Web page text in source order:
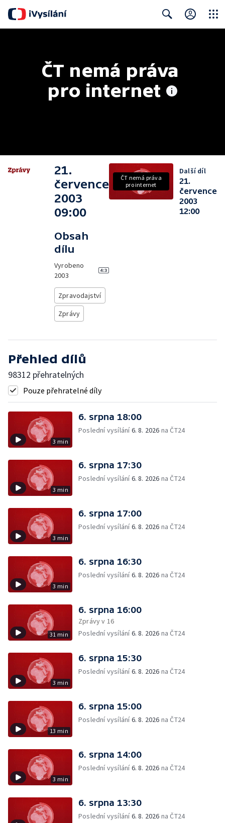
ČT nemá práva
pro internet
21.
července
2003
09:00
Obsah
dílu
Vyrobeno
2003
Zpravodajství
Zprávy
ČT nemá práva
pro internet
Další díl
21.
července
2003
12:00
Přehled dílů
98312 přehratelných
Pouze přehratelné díly
3 min
6. srpna 18:00
Poslední vysílání6. 8. 2026 na ČT24
3 min
6. srpna 17:30
Poslední vysílání6. 8. 2026 na ČT24
3 min
6. srpna 17:00
Poslední vysílání6. 8. 2026 na ČT24
3 min
6. srpna 16:30
Poslední vysílání6. 8. 2026 na ČT24
31 min
6. srpna 16:00
Zprávy v 16
Poslední vysílání6. 8. 2026 na ČT24
3 min
6. srpna 15:30
Poslední vysílání6. 8. 2026 na ČT24
13 min
6. srpna 15:00
Poslední vysílání6. 8. 2026 na ČT24
3 min
6. srpna 14:00
Poslední vysílání6. 8. 2026 na ČT24
6. srpna 13:30
Poslední vysílání6. 8. 2026 na ČT24